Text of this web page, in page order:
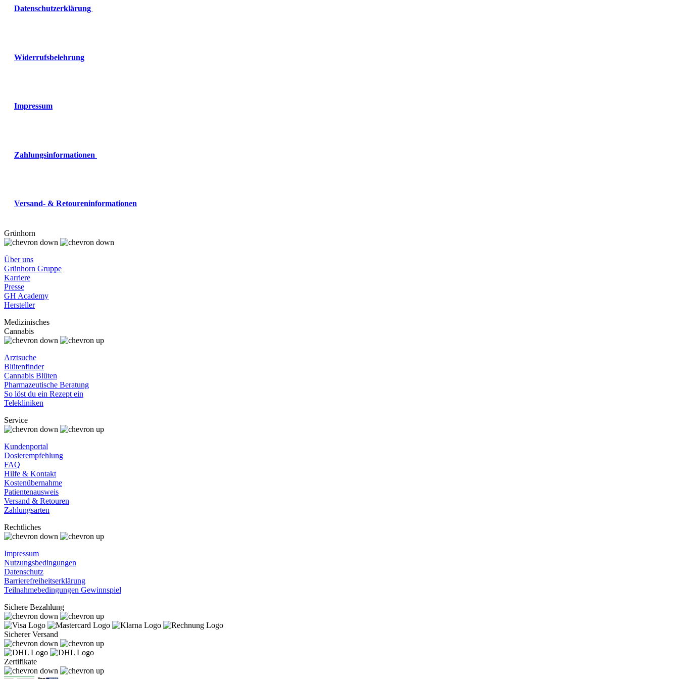
Datenschutzerklärung
Widerrufsbelehrung
Impressum
Zahlungsinformationen
Versand- & Retoureninformationen
Grünhorn
Über uns
Grünhorn Gruppe
Karriere
Presse
GH Academy
Hersteller
Medizinisches
Cannabis
Arztsuche
Blütenfinder
Cannabis Blüten
Pharmazeutische Beratung
So löst du ein Rezept ein
Telekliniken
Service
Kundenportal
Dosierempfehlung
FAQ
Hilfe & Kontakt
Kostenübernahme
Patientenausweis
Versand & Retouren
Zahlungsarten
Rechtliches
Impressum
Nutzungsbedingungen
Datenschutz
Barrierefreiheitserklärung
Teilnahmebedingungen Gewinnspiel
Sichere Bezahlung
Sicherer Versand
Zertifikate